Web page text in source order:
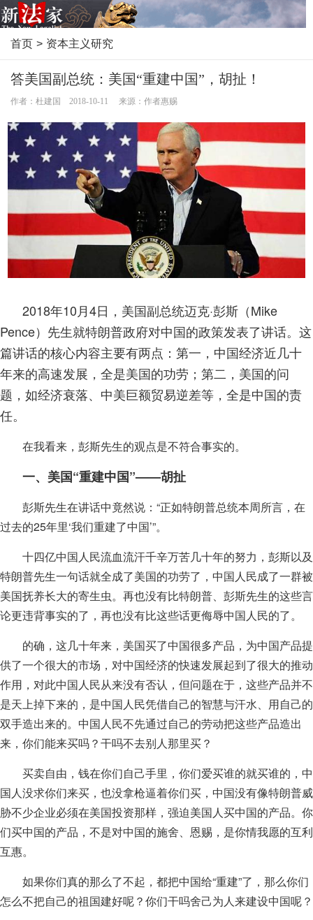
首页 > 资本主义研究
答美国副总统：美国“重建中国”，胡扯！
作者：杜建国 2018-10-11 来源：作者惠赐
2018年10月4日，美国副总统迈克·彭斯（Mike
Pence）先生就特朗普政府对中国的政策发表了讲话。这
篇讲话的核心内容主要有两点：第一，中国经济近几十
年来的高速发展，全是美国的功劳；第二，美国的问
题，如经济衰落、中美巨额贸易逆差等，全是中国的责
任。
在我看来，彭斯先生的观点是不符合事实的。
一、美国“重建中国”——胡扯
彭斯先生在讲话中竟然说：“正如特朗普总统本周所言，在
过去的25年里‘我们重建了中国’”。
十四亿中国人民流血流汗千辛万苦几十年的努力，彭斯以及
特朗普先生一句话就全成了美国的功劳了，中国人民成了一群被
美国抚养长大的寄生虫。再也没有比特朗普、彭斯先生的这些言
论更违背事实的了，再也没有比这些话更侮辱中国人民的了。
的确，这几十年来，美国买了中国很多产品，为中国产品提
供了一个很大的市场，对中国经济的快速发展起到了很大的推动
作用，对此中国人民从来没有否认，但问题在于，这些产品并不
是天上掉下来的，是中国人民凭借自己的智慧与汗水、用自己的
双手造出来的。中国人民不先通过自己的劳动把这些产品造出
来，你们能来买吗？干吗不去别人那里买？
买卖自由，钱在你们自己手里，你们爱买谁的就买谁的，中
国人没求你们来买，也没拿枪逼着你们买，中国没有像特朗普威
胁不少企业必须在美国投资那样，强迫美国人买中国的产品。你
们买中国的产品，不是对中国的施舍、恩赐，是你情我愿的互利
互惠。
如果你们真的那么了不起，都把中国给“重建”了，那么你们
怎么不把自己的祖国建好呢？你们干吗舍己为人来建设中国呢？